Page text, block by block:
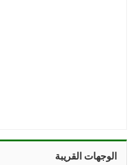
الوجهات القريبة